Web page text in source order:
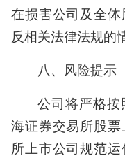
在损害公司及全
反相关法律法规的
八、风险提示
公司将严格
海证券交易所股
所上市公司规范